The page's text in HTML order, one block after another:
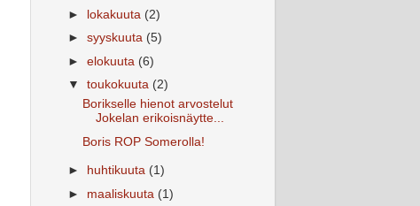
►
lokakuuta (2)
► syyskuuta (5)
► elokuuta (6)
▼ toukokuuta (2)
Borikselle hienot arvostelut
Jokelan erikoisnäytte...
Boris ROP Somerolla!
► huhtikuuta (1)
► maaliskuuta (1)